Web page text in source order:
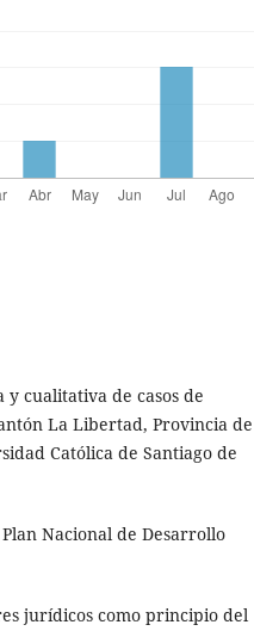
cualitativa de casos de
La Libertad, Provincia de
Católica de Santiago de
Nacional de Desarrollo
jurídicos como principio del